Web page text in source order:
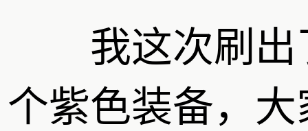
我这次刷出
个紫色装备，大